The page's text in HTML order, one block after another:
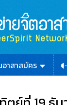
อาสาสมัคร